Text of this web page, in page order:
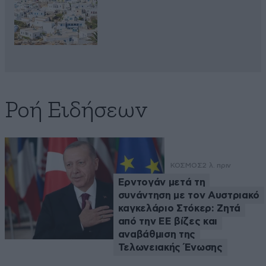
Ροή Ειδήσεων
ΚΟΣΜΟΣ2 λ. πριν
Ερντογάν μετά τη
συνάντηση με τον Αυστριακό
καγκελάριο Στόκερ: Ζητά
από την ΕΕ βίζες και
αναβάθμιση της
Τελωνειακής Ένωσης